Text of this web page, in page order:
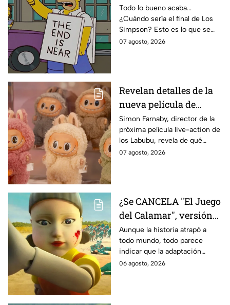
temporada 40? Actriz
de Bart Simpson da
IMPACTANTE
declaración
Todo lo bueno acaba...
¿Cuándo sería el final de Los
Simpson? Esto es lo que se
sabe:
07 agosto, 2026
Revelan detalles de la
nueva película de
Labubu: de qué tratará
y cuándo se estrena
Simon Farnaby, director de la
próxima película live-action de
los Labubu, revela de qué
tratará la cinta. Aquí te
07 agosto, 2026
¿Se CANCELA "El Juego
del Calamar", versión
Estados Unidos? Esto
es lo que se sabe al
momento
Aunque la historia atrapó a
todo mundo, todo parece
indicar que la adaptación
podría ser cancelada:
06 agosto, 2026